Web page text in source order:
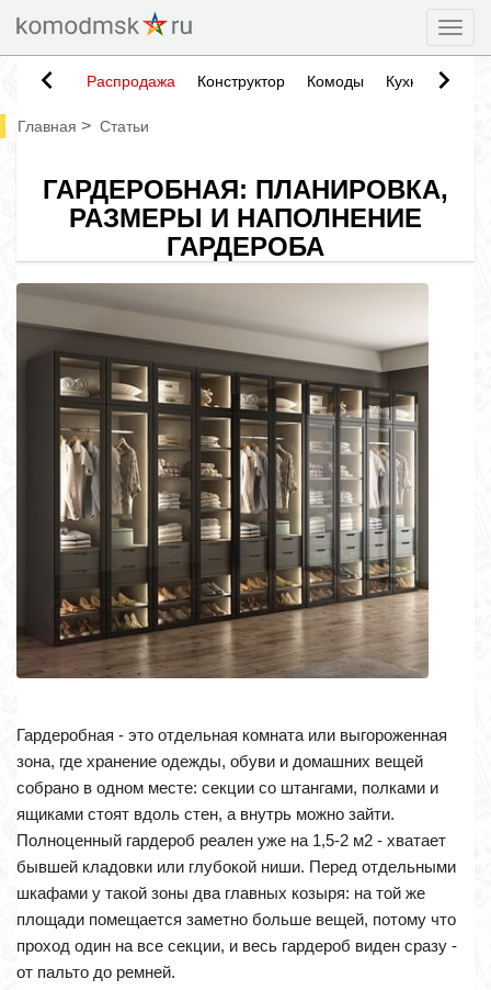
Распродажа Конструктор Комоды Кухни
Главная > Статьи
ГАРДЕРОБНАЯ: ПЛАНИРОВКА,
РАЗМЕРЫ И НАПОЛНЕНИЕ
ГАРДЕРОБА
Гардеробная - это отдельная комната или выгороженная
зона, где хранение одежды, обуви и домашних вещей
собрано в одном месте: секции со штангами, полками и
ящиками стоят вдоль стен, а внутрь можно зайти.
Полноценный гардероб реален уже на 1,5-2 м2 - хватает
бывшей кладовки или глубокой ниши. Перед отдельными
шкафами у такой зоны два главных козыря: на той же
площади помещается заметно больше вещей, потому что
проход один на все секции, и весь гардероб виден сразу -
от пальто до ремней.